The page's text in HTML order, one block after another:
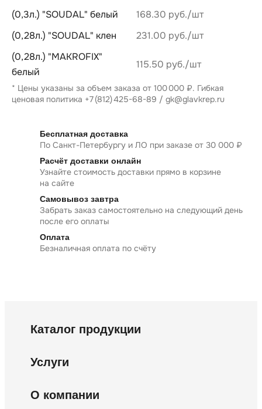
Бесплатная доставка
По Санкт-Петербургу и ЛО при заказе от 30 000 ₽
Расчёт доставки онлайн
Узнайте стоимость доставки прямо в корзине
на сайте
Самовывоз завтра
Забрать заказ самостоятельно на следующий день
после его оплаты
Оплата
Безналичная оплата по счёту
(0,3л.) "SOUDAL" белый
168.30 руб.
(0,28л.) "SOUDAL" клен
231.00 руб.
(0,28л.) "MAKROFIX"
белый
115.50 руб.
* Цены указаны за объем заказа от 100 000 ₽. Гибкая
ценовая политика +7 (812) 425-68-89 / gk@glavkrep.ru
Каталог продукции
Услуги
О компании